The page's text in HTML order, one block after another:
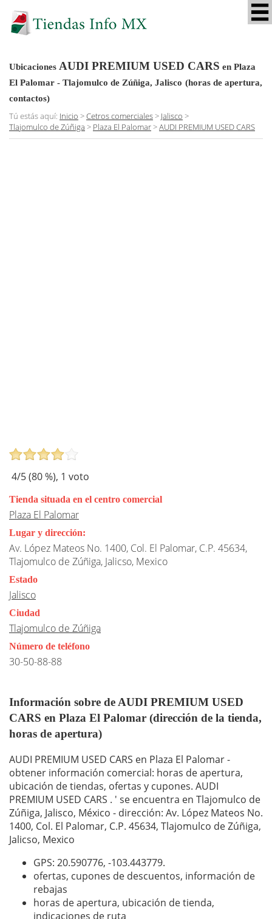
Ubicaciones AUDI PREMIUM USED CARS en Plaza
El Palomar - Tlajomulco de Zúñiga, Jalisco (horas de apertura,
contactos)
Tú estás aquí: Inicio >Cetros comerciales> Jalisco >
Tlajomulco de Zúñiga > Plaza El Palomar>AUDI PREMIUM USED CARS
4/5 (80%), 1 voto
Tienda situada en el centro comercial
Plaza El Palomar
Lugar y dirección:
Av. López Mateos No. 1400, Col. El Palomar, C.P. 45634,
Tlajomulco de Zúñiga, Jalicso, Mexico
Estado
Jalisco
Ciudad
Tlajomulco de Zúñiga
Número de teléfono
30-50-88-88
Información sobre de AUDI PREMIUM USED
CARS en Plaza El Palomar (dirección de la tienda,
horas de apertura)
AUDI PREMIUM USED CARS en Plaza El Palomar -
obtener información comercial: horas de apertura,
ubicación de tiendas, ofertas y cupones. AUDI
PREMIUM USED CARS . ' se encuentra en Tlajomulco de
Zúñiga, Jalisco, México - dirección: Av. López Mateos No.
1400, Col. El Palomar, C.P. 45634, Tlajomulco de Zúñiga,
Jalicso, Mexico
GPS: 20.590776, -103.443779.
ofertas, cupones de descuentos, información de
rebajas
horas de apertura, ubicación de tienda,
indicaciones de ruta